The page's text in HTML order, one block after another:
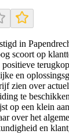
in
scoort op
en
zien over
te
op een klein
over het
en